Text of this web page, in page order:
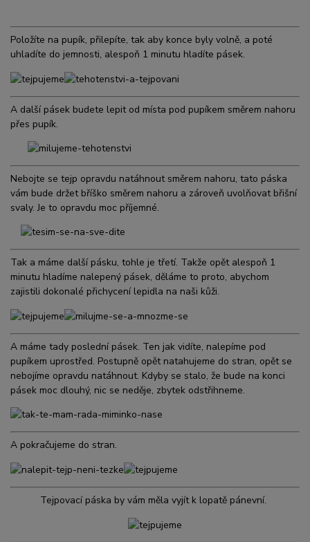
Položíte na pupík, přilepíte, tak aby konce byly volně, a poté
uhladíte do jemnosti, alespoň 1 minutu hladíte pásek.
A další pásek budete lepit od místa pod pupíkem směrem nahoru
přes pupík.
Nebojte se tejp opravdu natáhnout směrem nahoru, tato páska
vám bude držet bříško směrem nahoru a zároveň uvolňovat břišní
svaly. Je to opravdu moc příjemné.
Tak a máme další pásku, tohle je třetí. Takže opět alespoň 1
minutu hladíme nalepený pásek, děláme to proto, abychom
zajistili dokonalé přichycení lepidla na naši kůži.
A máme tady poslední pásek. Ten jak vidíte, nalepíme pod
pupíkem uprostřed. Postupně opět natahujeme do stran, opět se
nebojíme opravdu natáhnout. Kdyby se stalo, že bude na konci
pásek moc dlouhý, nic se neděje, zbytek odstřihneme.
A pokračujeme do stran.
Tejpovací páska by vám měla vyjít k lopatě pánevní.